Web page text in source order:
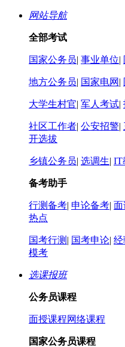
网站导航
全部考试
国家公务员| 事业单位|
地方公务员| 国家电网 |
大学生村官| 军人考试|
社区工作者| 公安招警|
开选拔
乡镇公务员| 选调生| IT
备考助手
行测备考| 申论备考| 面
热点
国考行测 | 国考申论| 经
模考
选课报班
公务员课程
面授课程网络课程
国家公务员课程